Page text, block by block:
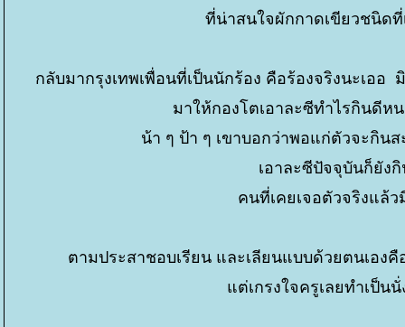
ที่น่าสนใจผักกาดเขียวชนิด
กลับมากรุงเทพเพื่อนที่เป็นนักร้อง คือร้องจริงนะเอ
มาให้กองโตเอาละซีทำไรกินดี
น้า ๆ ป้า ๆ เขาบอกว่าพอแก่ตัวจะกิน
เอาละซีปัจจุบันก็ยัง
คนที่เคยเจอตัวจริงแล้
ตามประสาชอบเรียน และเลียนแบบด้วยตนเอง
ต่เกรงใจครูเลยทำเป็นนั่